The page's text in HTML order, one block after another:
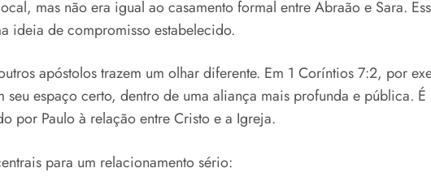
mas não era igual ao casamento formal entre Abraão e Sara.
ideia de compromisso estabelecido.
apóstolos trazem um olhar diferente. Em 1 Coríntios 7:2, por
espaço certo, dentro de uma aliança mais profunda e pública.
por Paulo à relação entre Cristo e a Igreja.
para um relacionamento sério: